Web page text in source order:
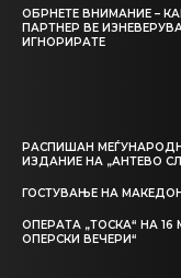
ОБРНЕТЕ ВНИМАНИЕ –
ПАРТНЕР ВЕ
ИГНОРИРАТЕ
РАСПИШАН
ИЗДАНИЕ НА „АНТЕВО
ГОСТУВАЊЕ НА
ОПЕРАТА „ТОСКА“ НА
ОПЕРСКИ ВЕЧЕРИ“